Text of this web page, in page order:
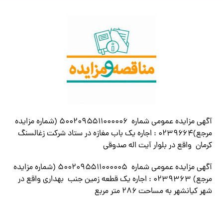
آگهی مزایده عمومی شماره ۵۰۰۲۰۹۵۵۱۱۰۰۰۰۰۶ (شماره مزایده
مرجع)۰۲۳۹۶۶۴ : اجاره یک باب مغازه در ستاد شرکت زغالسنگ
کرمان واقع در بلوار آیت اله صدوقی
آگهی مزایده عمومی شماره ۵۰۰۲۰۹۵۵۱۱۰۰۰۰۰۵ (شماره مزایده
مرجع) ۰۲۳۹۳۶۳ : اجاره یک قطعه زمین جنب بهداری واقع در
شهر کیانشهر به مساحت ۲۸۶ متر مربع